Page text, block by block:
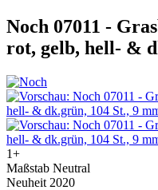
Noch 07011 -
rot, gelb, hell- &
1+
Maßstab Neutral
Neuheit 2020